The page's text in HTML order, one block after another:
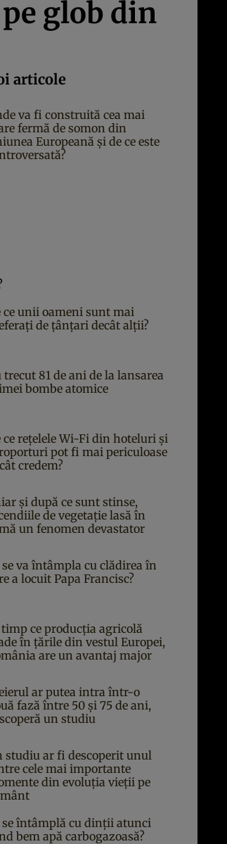
glob din
articole
va fi construită cea mai
fermă de somon din
Europeană și de ce este
ce unii oameni sunt mai
de țânțari decât alții?
trecut 81 de ani de la lansarea
bombe atomice
ce rețelele Wi-Fi din hoteluri și
pot fi mai periculoase
credem?
și după ce sunt stinse,
de vegetație lasă în
un fenomen devastator
se va întâmpla cu clădirea în
a locuit Papa Francisc?
ce producția agricolă
în țările din vestul Europei,
are un avantaj major
ar putea intra într-o
fază între 50 și 75 de ani,
un studiu
studiu ar fi descoperit unul
cele mai importante
din evoluția vieții pe
se întâmplă cu dinții atunci
bem apă carbogazoasă?